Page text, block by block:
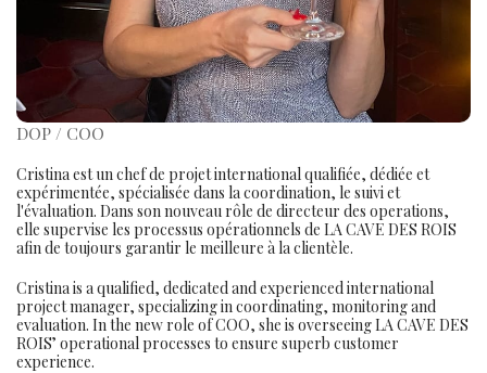
DOP / COO
Cristina est un chef de projet international qualifiée, dédiée et
expérimentée, spécialisée dans la coordination, le suivi et
l'évaluation. Dans son nouveau rôle de directeur des operations,
elle supervise les processus opérationnels de LA CAVE DES ROIS
afin de toujours garantir le meilleure à la clientèle.
Cristina is a qualified, dedicated and experienced international
project manager, specializing in coordinating, monitoring and
evaluation. In the new role of COO, she is overseeing LA CAVE DES
ROIS’ operational processes to ensure superb customer
experience.